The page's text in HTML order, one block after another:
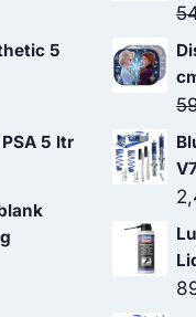
kr..
5
5 ltr